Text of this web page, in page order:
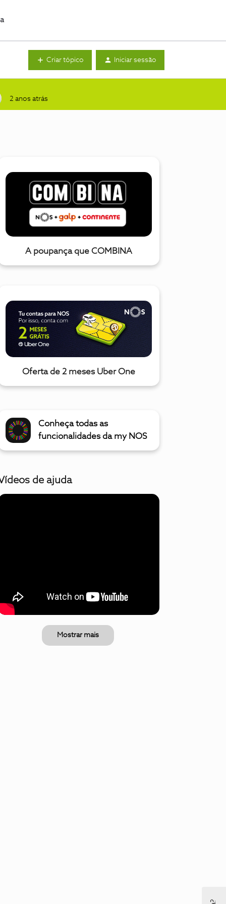
Criar tópico Iniciar sessão
2 anos atrás
A poupança que COMBINA
Oferta de 2 meses Uber One
Conheça todas as
funcionalidades da my NOS
de ajuda
Mostrar mais